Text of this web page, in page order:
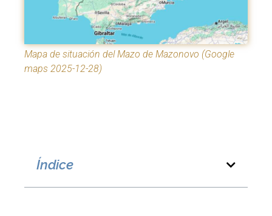
Mapa de situación del Mazo de Mazonovo (Google
maps 2025-12-28)
Índice